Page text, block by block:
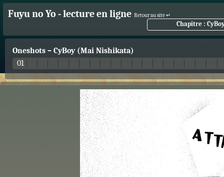
Fuyu no Yo - lecture en ligne Retour au site ↵
Chapitre :
Oneshots – CyBoy (Mai Nishikata)
01